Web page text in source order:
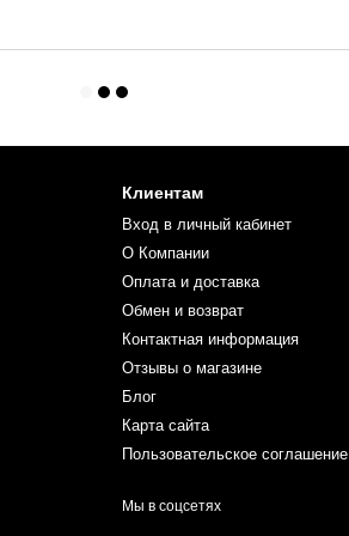
Клиентам
Вход в личный кабинет
О Компании
Оплата и доставка
Обмен и возврат
Контактная информация
Отзывы о магазине
Блог
Карта сайта
Пользовательское соглашение
Мы в соцсетях